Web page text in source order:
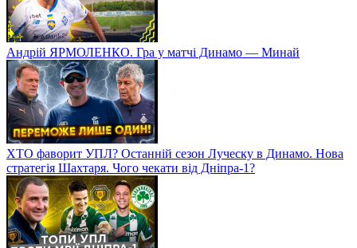
Андрій ЯРМОЛЕНКО. Гра у матчі Динамо — Минай
ХТО фаворит УПЛ? Останній сезон Луческу в Динамо. Нова
стратегія Шахтаря. Чого чекати від Дніпра-1?